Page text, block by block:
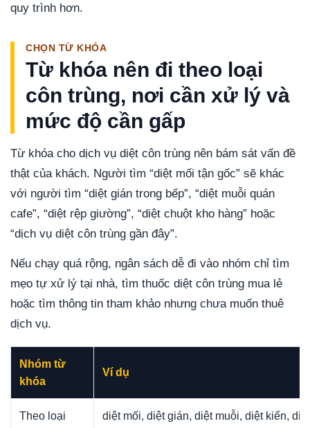
quy trình hơn.
CHỌN TỪ KHÓA
Từ khóa nên đi theo loại
côn trùng, nơi cần xử lý và
mức độ cần gấp
Từ khóa cho dịch vụ diệt côn trùng nên bám sát vấn đề
thật của khách. Người tìm “diệt mối tận gốc” sẽ khác
với người tìm “diệt gián trong bếp”, “diệt muỗi quán
cafe”, “diệt rệp giường”, “diệt chuột kho hàng” hoặc
“dịch vụ diệt côn trùng gần đây”.
Nếu chạy quá rộng, ngân sách dễ đi vào nhóm chỉ tìm
mẹo tự xử lý tại nhà, tìm thuốc diệt côn trùng mua lẻ
hoặc tìm thông tin tham khảo nhưng chưa muốn thuê
dịch vụ.
Nhóm từ
khóa
Ví dụ
Theo loại
diệt mối, diệt gián, diệt muỗi, diệt kiến, diệt